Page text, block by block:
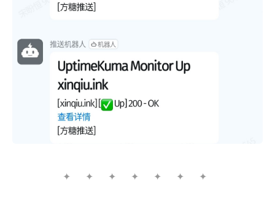
✦ ✦ ✦ ✦ ✦ ✦ ✦